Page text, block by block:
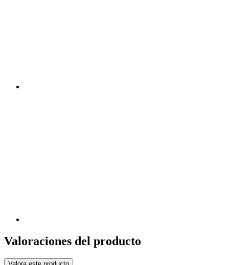
Valoraciones del producto